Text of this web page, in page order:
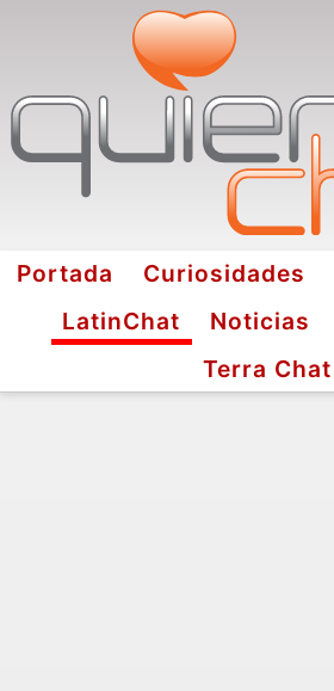
Portada Curiosidades
LatinChat
Noticias
Terra Chat